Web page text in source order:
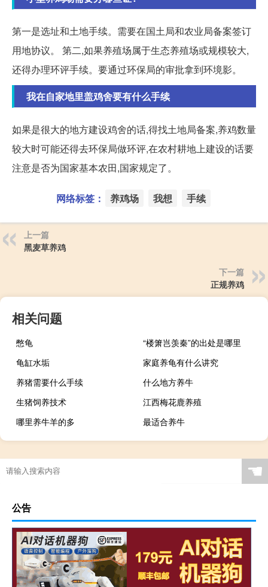
第一是选址和土地手续。需要在国土局和农业局备案签订
用地协议。 第二,如果养殖场属于生态养殖场或规模较大,
还得办理环评手续。要通过环保局的审批拿到环境影。
我在自家地里盖鸡舍要有什么手续
如果是很大的地方建设鸡舍的话,得找土地局备案,养鸡数量
较大时可能还得去环保局做环评,在农村耕地上建设的话要
注意是否为国家基本农田,国家规定了。
网络标签： 养鸡场 我想 手续
上一篇
黑麦草养鸡
下一篇
正规养鸡
相关问题
憋龟
“楼箫岂羡秦”的出处是哪里
龟缸水垢
家庭养龟有什么讲究
养猪需要什么手续
什么地方养牛
生猪饲养技术
江西梅花鹿养殖
哪里养牛羊的多
最适合养牛
☚
公告